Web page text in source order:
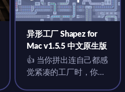
异形工厂 Shapez for
Mac v1.5.5 中文原生版
👍 当你拼出连自己都感
觉紧凑的工厂时，你会